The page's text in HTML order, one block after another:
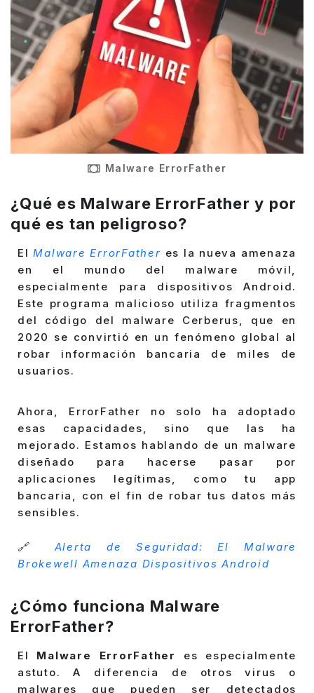
Malware ErrorFather
¿Qué es Malware ErrorFather y por
qué es tan peligroso?
ElMalware ErrorFather es la nueva amenaza
en el mundo del malware móvil,
especialmente para dispositivos Android.
Este programa malicioso utiliza fragmentos
del código del malware Cerberus, que en
2020 se convirtió en un fenómeno global al
robar información bancaria de miles de
usuarios.
Ahora, ErrorFather no solo ha adoptado
esas capacidades, sino que las ha
mejorado. Estamos hablando de un malware
diseñado para hacerse pasar por
aplicaciones legítimas, como tu app
bancaria, con el fin de robar tus datos más
sensibles.
🔗 Alerta de Seguridad: El Malware
Brokewell Amenaza Dispositivos Android
¿Cómo funciona Malware
ErrorFather?
El Malware ErrorFather
es especialmente
astuto. A diferencia de otros virus o
malwares que pueden ser detectados